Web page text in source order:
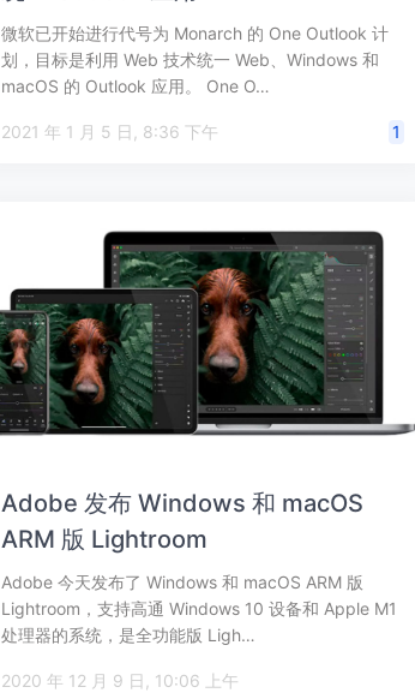
微软已开始进行代号为 Monarch 的 One Outlook 计
划，目标是利用 Web 技术统一 Web、Windows 和
macOS 的 Outlook 应用。 One O…
2021 年 1 月 5 日, 8:36 下午 1
Adobe 发布 Windows 和 macOS
ARM 版 Lightroom
Adobe 今天发布了 Windows 和 macOS ARM 版
Lightroom，支持高通 Windows 10 设备和 Apple M1
处理器的系统，是全功能版 Ligh…
2020 年 12 月 9 日, 10:06 上午